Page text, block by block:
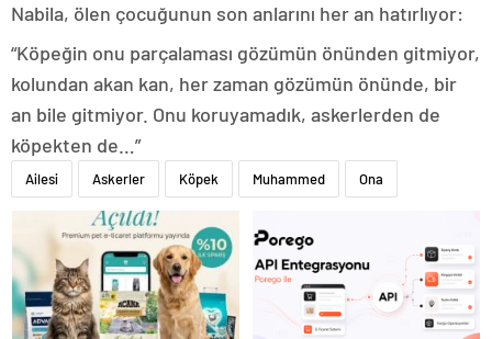
Nabila, ölen çocuğunun son anlarını her an hatırlıyor:
“Köpeğin onu parçalaması gözümün önünden gitmiyor,
kolundan akan kan, her zaman gözümün önünde, bir
an bile gitmiyor. Onu koruyamadık, askerlerden de
köpekten de…”
Ailesi Askerler Köpek Muhammed Ona